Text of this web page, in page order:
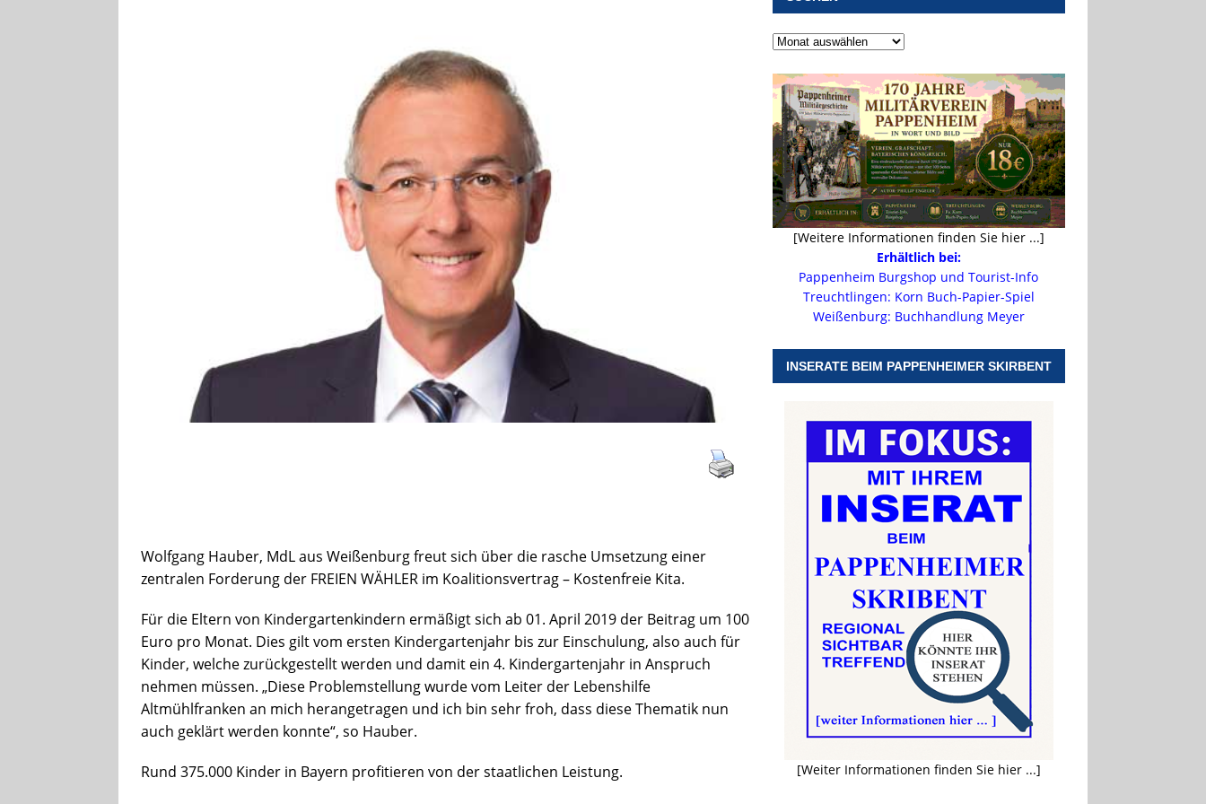
[ 4. August 2026 ] Pappenheim erlebt Hubert Aiwanger mit Botschaften die
ankommen
[ 8. August 2026 ]
Wasserversorgung rechts der Altmühl stellt sich neu auf
INFRASTRUKTUR
Wolfgang Hauber, MdL aus Weißenburg freut sich über die rasche Umsetzung einer
zentralen Forderung der FREIEN WÄHLER im Koalitionsvertrag – Kostenfreie Kita.
Für die Eltern von Kindergartenkindern ermäßigt sich ab 01. April 2019 der Beitrag um 100
Euro pro Monat. Dies gilt vom ersten Kindergartenjahr bis zur Einschulung, also auch für
Kinder, welche zurückgestellt werden und damit ein 4. Kindergartenjahr in Anspruch
nehmen müssen. „Diese Problemstellung wurde vom Leiter der Lebenshilfe
Altmühlfranken an mich herangetragen und ich bin sehr froh, dass diese Thematik nun
auch geklärt werden konnte“, so Hauber.
Rund 375.000 Kinder in Bayern profitieren von der staatlichen Leistung.
[Weitere Informationen finden Sie hier ...]
Erhältlich bei:
Pappenheim Burgshop und Tourist-Info
Treuchtlingen: Korn Buch-Papier-Spiel
Weißenburg: Buchhandlung Meyer
INSERATE BEIM PAPPENHEIMER SKIRBENT
[Weiter Informationen finden Sie hier ...]